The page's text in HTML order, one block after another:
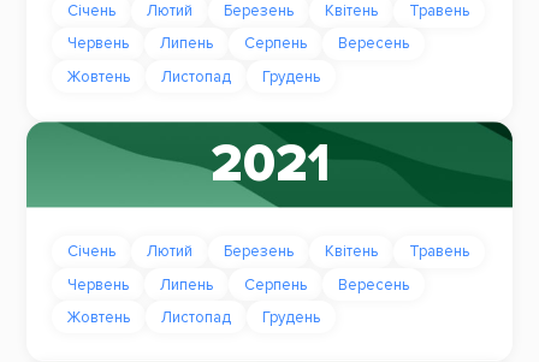
Січень Лютий Березень Квітень
Травень
Червень
Липень Серпень
Вересень
Жовтень
Листопад Грудень
2021
Січень Лютий Березень Квітень
Травень
Червень
Липень Серпень
Вересень
Жовтень
Листопад Грудень